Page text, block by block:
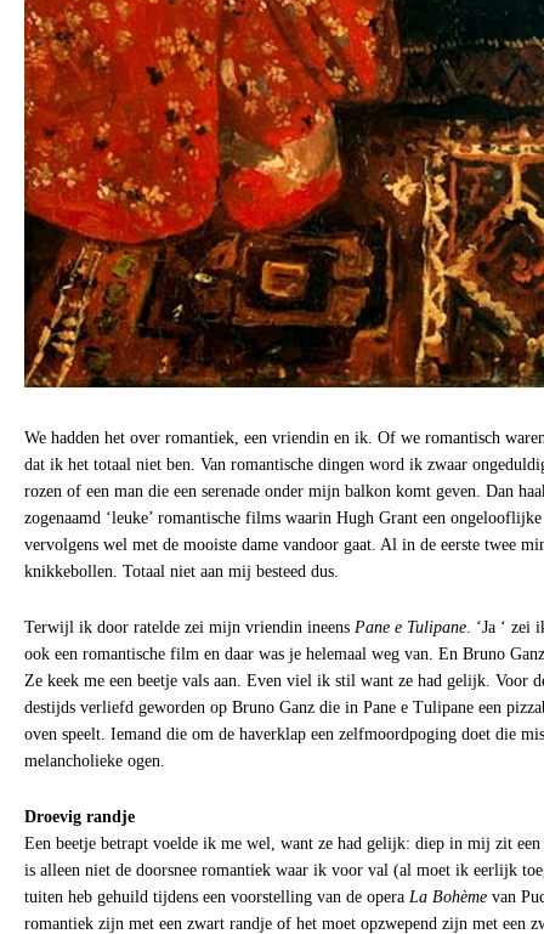
We hadden het over romantiek, een vriendin en ik. Of we romantisch
dat ik het totaal niet ben. Van romantische dingen word ik zwaar
rozen of een man die een serenade onder mijn balkon komt geven. Dan
zogenaamd ‘leuke’ romantische films waarin Hugh Grant een
vervolgens wel met de mooiste dame vandoor gaat. Al in de eerste twee
knikkebollen. Totaal niet aan mij besteed dus.
Terwijl ik door ratelde zei mijn vriendin ineens Pane e Tulipane . ‘Ja ‘ zei
ook een romantische film en daar was je helemaal weg van. En Bruno
Ze keek me een beetje vals aan. Even viel ik stil want ze had gelijk. Voor
destijds verliefd geworden op Bruno Ganz die in Pane e Tulipane een
oven speelt. Iemand die om de haverklap een zelfmoordpoging doet die
melancholieke ogen.
Droevig randje
Een beetje betrapt voelde ik me wel, want ze had gelijk: diep in mij zit
is alleen niet de doorsnee romantiek waar ik voor val (al moet ik eerlijk
tuiten heb gehuild tijdens een voorstelling van de opera La Bohème van
romantiek zijn met een zwart randje of het moet opzwepend zijn met een